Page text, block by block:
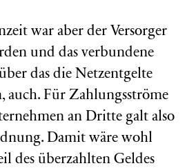
war aber der Versorger
und das verbundene
das die Netzentgelte
auch. Für Zahlungsströme
an Dritte galt also
Damit wäre wohl
des überzahlten Geldes